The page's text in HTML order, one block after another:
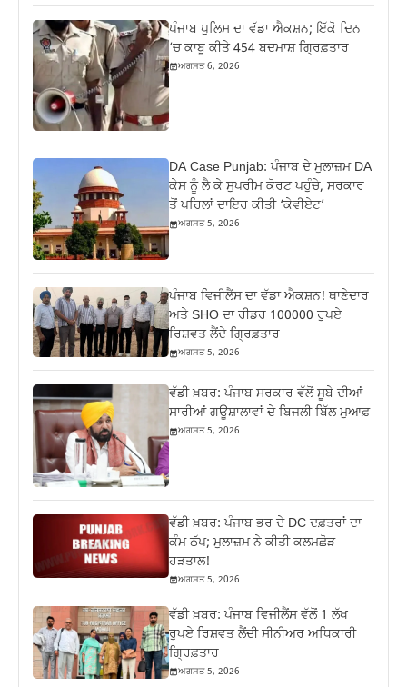
ਪੰਜਾਬ ਪੁਲਿਸ ਦਾ ਵੱਡਾ ਐਕਸ਼ਨ; ਇੱਕੋ ਦਿਨ
‘ਚ ਕਾਬੂ ਕੀਤੇ 454 ਬਦਮਾਸ਼ ਗ੍ਰਿਫ਼ਤਾਰ
ਅਗਸਤ 6, 2026
DA Case Punjab: ਪੰਜਾਬ ਦੇ ਮੁਲਾਜ਼ਮ DA
ਕੇਸ ਨੂੰ ਲੈ ਕੇ ਸੁਪਰੀਮ ਕੋਰਟ ਪਹੁੰਚੇ, ਸਰਕਾਰ
ਤੋਂ ਪਹਿਲਾਂ ਦਾਇਰ ਕੀਤੀ ‘ਕੇਵੀਏਟ’
ਅਗਸਤ 5, 2026
ਪੰਜਾਬ ਵਿਜੀਲੈਂਸ ਦਾ ਵੱਡਾ ਐਕਸ਼ਨ! ਥਾਣੇਦਾਰ
ਅਤੇ SHO ਦਾ ਰੀਡਰ 100000 ਰੁਪਏ
ਰਿਸ਼ਵਤ ਲੈਂਦੇ ਗ੍ਰਿਫ਼ਤਾਰ
ਅਗਸਤ 5, 2026
ਵੱਡੀ ਖ਼ਬਰ: ਪੰਜਾਬ ਸਰਕਾਰ ਵੱਲੋਂ ਸੂਬੇ ਦੀਆਂ
ਸਾਰੀਆਂ ਗਊਸ਼ਾਲਾਵਾਂ ਦੇ ਬਿਜਲੀ ਬਿੱਲ ਮੁਆਫ਼
ਅਗਸਤ 5, 2026
ਵੱਡੀ ਖ਼ਬਰ: ਪੰਜਾਬ ਭਰ ਦੇ DC ਦਫ਼ਤਰਾਂ ਦਾ
ਕੰਮ ਠੱਪ; ਮੁਲਾਜ਼ਮ ਨੇ ਕੀਤੀ ਕਲਮਛੋੜ
ਹੜਤਾਲ!
ਅਗਸਤ 5, 2026
ਵੱਡੀ ਖ਼ਬਰ: ਪੰਜਾਬ ਵਿਜੀਲੈਂਸ ਵੱਲੋਂ 1 ਲੱਖ
ਰੁਪਏ ਰਿਸ਼ਵਤ ਲੈਂਦੀ ਸੀਨੀਅਰ ਅਧਿਕਾਰੀ
ਗ੍ਰਿਫ਼ਤਾਰ
ਅਗਸਤ 5, 2026